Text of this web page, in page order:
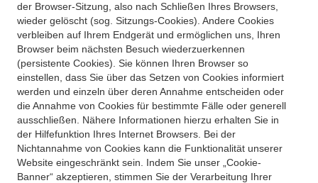
der Browser-Sitzung, also nach Schließen Ihres Browsers,
wieder gelöscht (sog. Sitzungs-Cookies). Andere Cookies
verbleiben auf Ihrem Endgerät und ermöglichen uns, Ihren
Browser beim nächsten Besuch wiederzuerkennen
(persistente Cookies). Sie können Ihren Browser so
einstellen, dass Sie über das Setzen von Cookies informiert
werden und einzeln über deren Annahme entscheiden oder
die Annahme von Cookies für bestimmte Fälle oder generell
ausschließen. Nähere Informationen hierzu erhalten Sie in
der Hilfefunktion Ihres Internet Browsers. Bei der
Nichtannahme von Cookies kann die Funktionalität unserer
Website eingeschränkt sein. Indem Sie unser „Cookie-
Banner“ akzeptieren, stimmen Sie der Verarbeitung Ihrer